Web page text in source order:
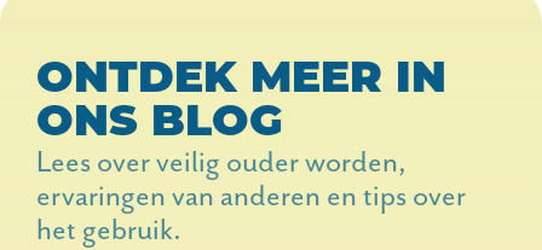
ONTDEK MEER IN
ONS BLOG
Lees over veilig ouder worden,
ervaringen van anderen en tips over
het gebruik.